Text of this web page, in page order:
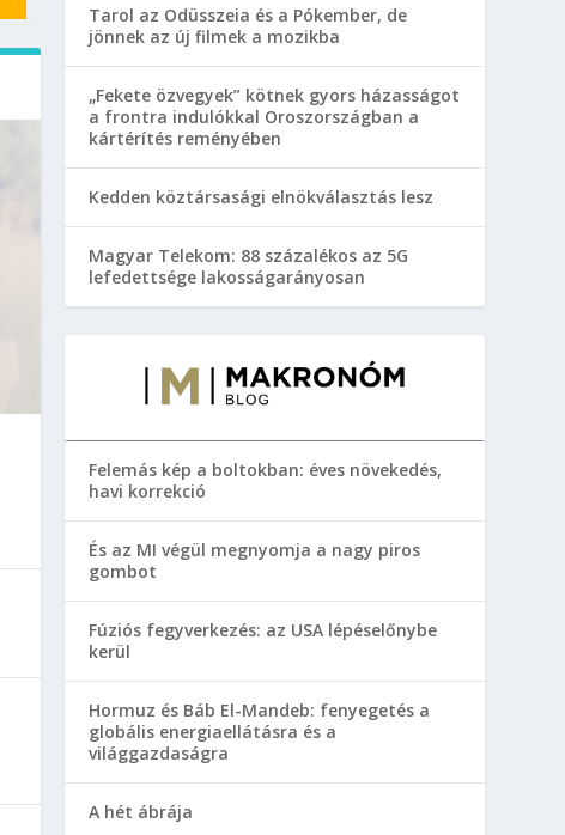
Tarol az Odüsszeia és a Pókember, de
jönnek az új filmek a mozikba
„Fekete özvegyek” kötnek gyors házasságot
a frontra indulókkal Oroszországban a
kártérítés reményében
Kedden köztársasági elnökválasztás lesz
Magyar Telekom: 88 százalékos az 5G
lefedettsége lakosságarányosan
Felemás kép a boltokban: éves növekedés,
havi korrekció
És az MI végül megnyomja a nagy piros
gombot
Fúziós fegyverkezés: az USA lépéselőnybe
kerül
Hormuz és Báb El-Mandeb: fenyegetés a
globális energiaellátásra és a
világgazdaságra
A hét ábrája